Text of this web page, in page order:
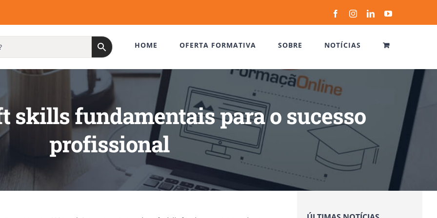
FacebookInstagramLinkedInYouTube
HOME OFERTA FORMATIVA SOBRE NOTÍCIAS
skills fundamentais para o sucesso
profissional